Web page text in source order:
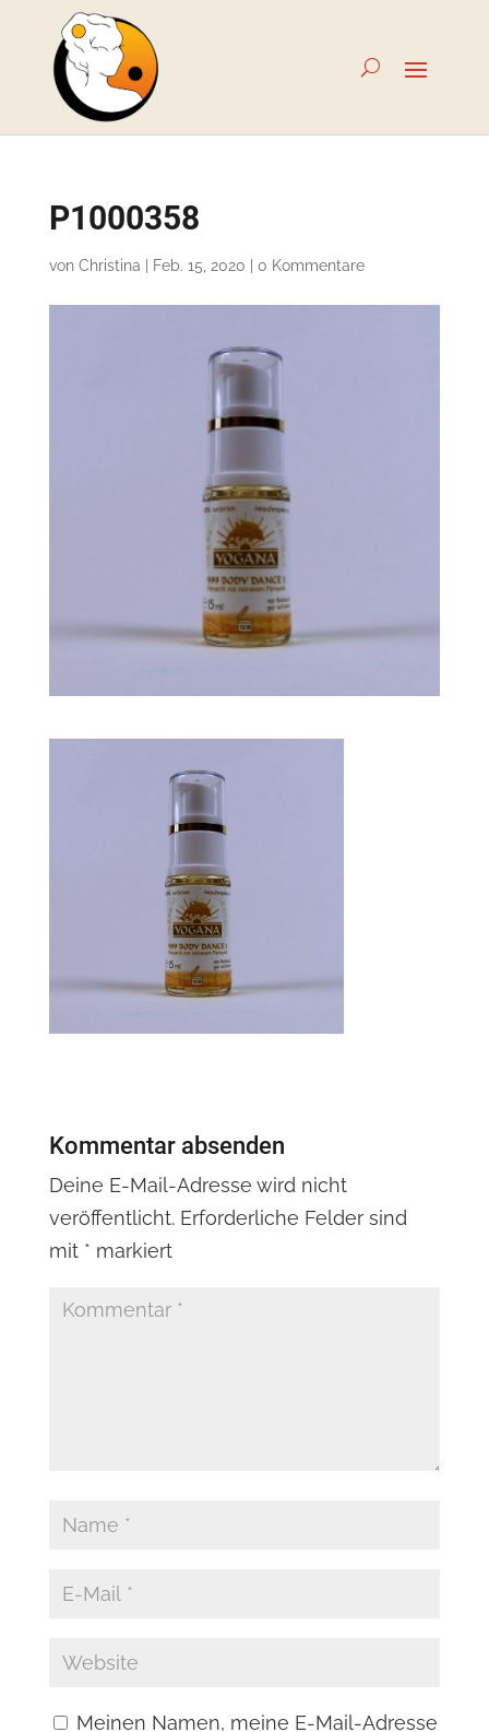
P1000358
von Christina Feb. 15, 2020 0 Kommentare
Kommentar absenden
Deine E-Mail-Adresse wird nicht
veröffentlicht. Erforderliche Felder sind
mit * markiert
Meinen Namen, meine E-Mail-Adresse